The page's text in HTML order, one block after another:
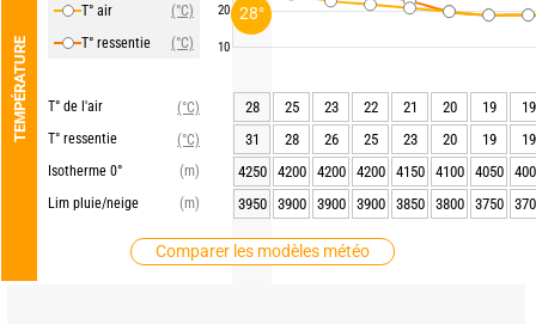
TEMPÉRATURE
T° air
(°C)
T° ressentie
(°C)
T° de l'air
(°C)
T° ressentie
(°C)
Isotherme 0°
(m)
Lim pluie/neige
(m)
Comparer les modèles météo
20
10
28 25 23 22 21 20 19
19
31
28 26 25 23 20 19
19
4250
4200 4200 4200 4150 4100 4050
3950
3900 3900 3900 3850 3800 3750
28°